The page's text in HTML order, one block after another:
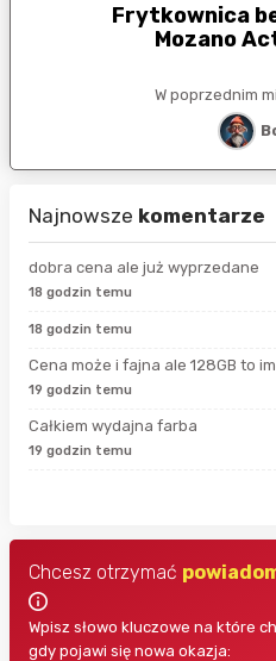
Frytkownica
Mozano
W poprzednim
Najnowsze komentarze
dobra cena ale już wyprzedane
18 godzin temu
18 godzin temu
Cena może i fajna ale 128GB to
19 godzin temu
Całkiem wydajna farba
19 godzin temu
Chcesz otrzymać
Wpisz słowo kluczowe na które
gdy pojawi się nowa okazja: